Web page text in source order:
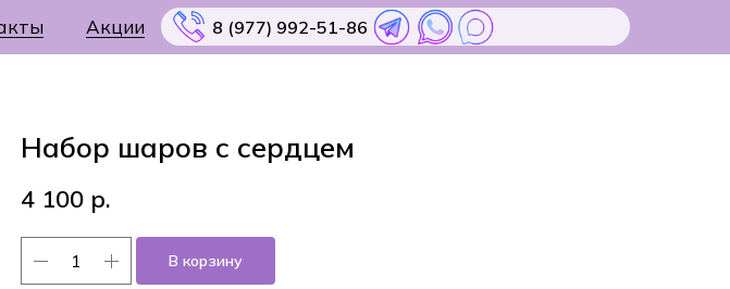
Акции 8 (977) 992-51-86
Набор шаров с сердцем
4 100 р.
В корзину